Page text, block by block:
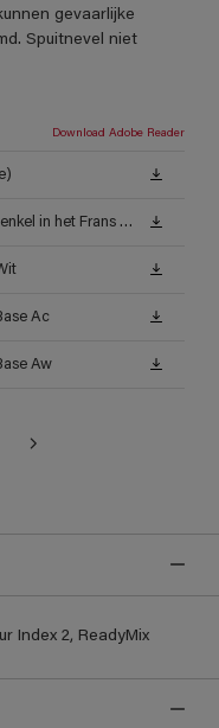
gevaarlijke
Spuitnevel niet
Download Adobe Reader
EU Ecolabel Magnacryl Satin Wit (enkel in het Frans beschikbaar)
Ac
Aw
Index 2, ReadyMix